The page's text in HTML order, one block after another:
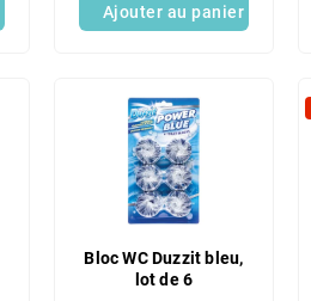
Ajouter au panier
Bloc WC Duzzit bleu,
lot de 6